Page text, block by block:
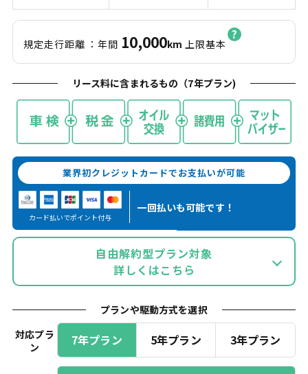
規定走行距離 ：年間 10,000km 上限基本
リース料に含まれるもの（7年プラン)
業界初クレジットカードでお支払いが可能
カード払いでポイント付与
一回払いも可能です！
自由解約型プラン対象
詳しくはこちら
プランや駆動方式を選択
対応プラ
ン
7年プラン 5年プラン 3年プラン